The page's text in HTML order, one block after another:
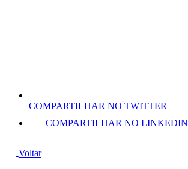
COMPARTILHAR NO TWITTER
COMPARTILHAR NO LINKEDIN
Voltar